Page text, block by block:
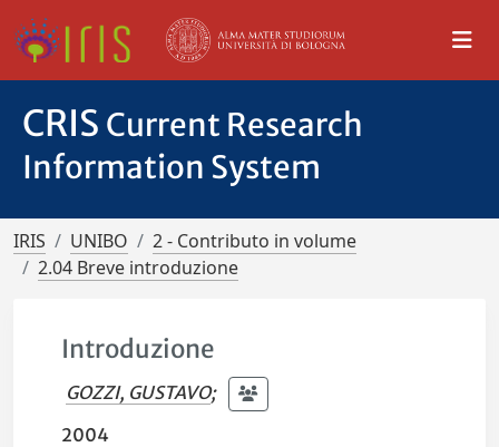
CRIS Current Research
Information System
IRIS UNIBO
2 - Contributo in volume
2.04 Breve introduzione
Introduzione
GOZZI, GUSTAVO;
2004